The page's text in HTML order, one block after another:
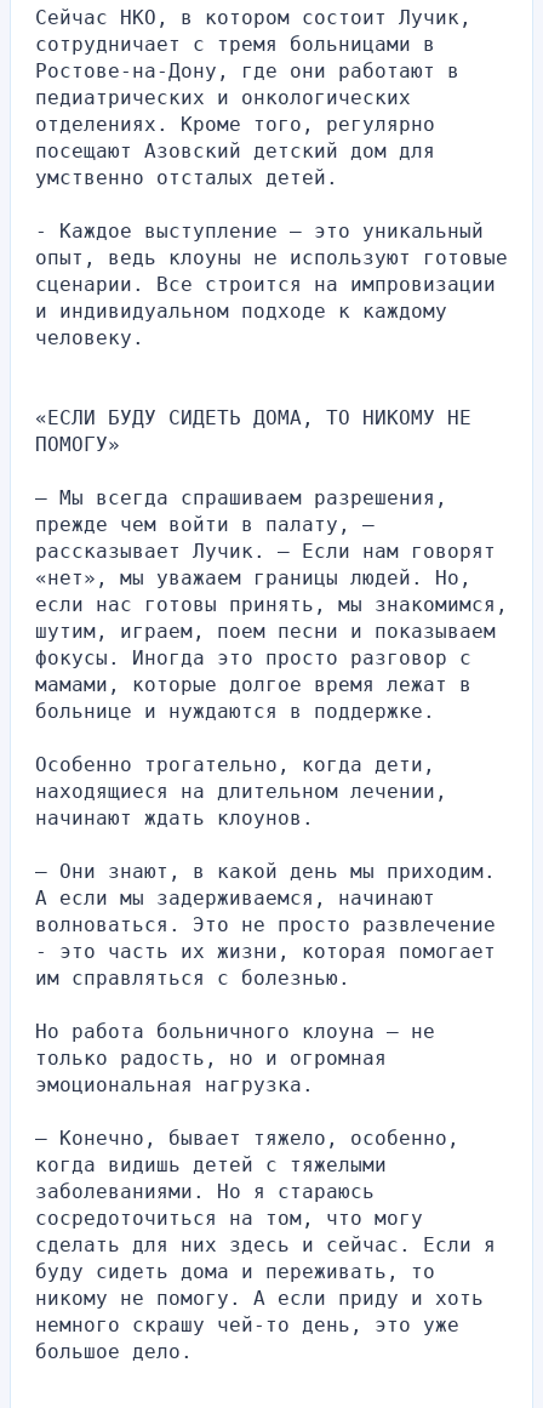
Сейчас НКО, в котором состоит Лучик,
сотрудничает с тремя больницами в
Ростове-на-Дону, где они работают в
педиатрических и онкологических
отделениях. Кроме того, регулярно
посещают Азовский детский дом для
умственно отсталых детей.
- Каждое выступление — это уникальный
опыт, ведь клоуны не используют готовые
сценарии. Все строится на импровизации
и индивидуальном подходе к каждому
человеку.
«ЕСЛИ БУДУ СИДЕТЬ ДОМА, ТО НИКОМУ НЕ
ПОМОГУ»
— Мы всегда спрашиваем разрешения,
прежде чем войти в палату, —
рассказывает Лучик. — Если нам говорят
«нет», мы уважаем границы людей. Но,
если нас готовы принять, мы знакомимся,
шутим, играем, поем песни и показываем
фокусы. Иногда это просто разговор с
мамами, которые долгое время лежат в
больнице и нуждаются в поддержке.
Особенно трогательно, когда дети,
находящиеся на длительном лечении,
начинают ждать клоунов.
— Они знают, в какой день мы приходим.
А если мы задерживаемся, начинают
волноваться. Это не просто развлечение
- это часть их жизни, которая помогает
им справляться с болезнью.
Но работа больничного клоуна — не
только радость, но и огромная
эмоциональная нагрузка.
— Конечно, бывает тяжело, особенно,
когда видишь детей с тяжелыми
заболеваниями. Но я стараюсь
сосредоточиться на том, что могу
сделать для них здесь и сейчас. Если я
буду сидеть дома и переживать, то
никому не помогу. А если приду и хоть
немного скрашу чей-то день, это уже
большое дело.